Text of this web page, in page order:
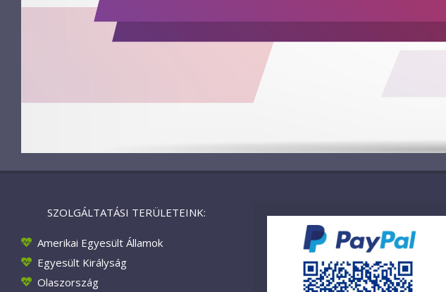
SZOLGÁLTATÁSI TERÜLETEINK:
Amerikai Egyesült Államok
Egyesült Királyság
Olaszország